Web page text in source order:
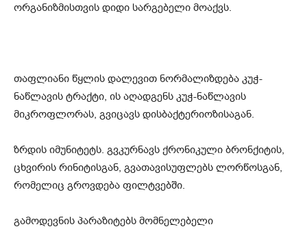
ორგანიზმისთვის დიდი სარგებელი მოაქვს.
თაფლიანი წყლის დალევით ნორმალიზდება კუჭ-
ნაწლავის ტრაქტი, ის აღადგენს კუჭ-ნაწლავის
მიკროფლორას, გვიცავს დისბაქტერიოზისაგან.
ზრდის იმუნიტეტს. გვკურნავს ქრონიკული ბრონქიტის,
ცხვირის რინიტისგან, გვათავისუფლებს ლორწოსგან,
რომელიც გროვდება ფილტვებში.
გამოდევნის პარაზიტებს მომნელებელი